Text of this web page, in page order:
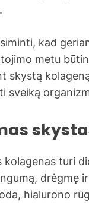
kad
metu
skystą
sveiką
kolagenas turi
drėgmę
hialurono